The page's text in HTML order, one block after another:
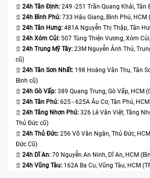
24h Tân Định: 249 -251 Trần Quang Khải, Tân
24h Bình Phú: 733 Hậu Giang, Bình Phú, HCM
24h Tân Hưng: 481A Nguyễn Thị Thập, Tân
24h Xóm Củi: 507 Tùng Thiện Vương, Xóm
24h Trung Mỹ Tây: 23M Nguyễn Ảnh Thủ,
cũ)
24h Tân Sơn Nhất: 198 Hoàng Văn Thụ, Tân
Bình cũ)
24h Gò Vấp: 389 Quang Trung, Gò Vấp, HCM
24h Tân Phú: 625 - 625A Âu Cơ, Tân Phú,
24h Tăng Nhơn Phú: 326 Lê Văn Việt, Tăng
Thủ Đức cũ)
24h Thủ Đức: 256 Võ Văn Ngân, Thủ Đức,
Đức Cũ)
24h Dĩ An: 70 Nguyễn An Ninh, Dĩ An, HCM
24h Vũng Tàu: 162A Ba Cu, Vũng Tàu, HCM